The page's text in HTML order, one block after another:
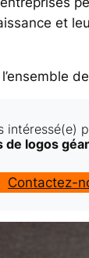
et
intéressé(e)
de logos
Contactez-